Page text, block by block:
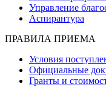
Управление
Аспирантура
ПРАВИЛА ПРИЕМА
Условия
Официальные
Гранты и